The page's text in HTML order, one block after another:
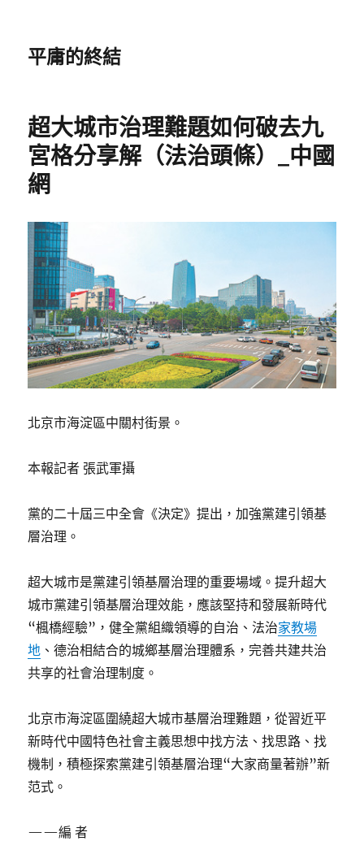
平庸的終結
超大城市治理難題如何破去九
宮格分享解（法治頭條）_中國
網
北京市海淀區中關村街景。
本報記者 張武軍攝
黨的二十屆三中全會《決定》提出，加強黨建引領基
層治理。
超大城市是黨建引領基層治理的重要場域。提升超大
城市黨建引領基層治理效能，應該堅持和發展新時代
“楓橋經驗”，健全黨組織領導的自治、法治家教場
地 、德治相結合的城鄉基層治理體系，完善共建共治
共享的社會治理制度。
北京市海淀區圍繞超大城市基層治理難題，從習近平
新時代中國特色社會主義思想中找方法、找思路、找
機制，積極探索黨建引領基層治理“大家商量著辦”新
范式。
——編 者